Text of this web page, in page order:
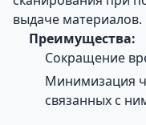
выдаче материалов.
Преимущества:
Сокращение
Минимизация
связанных с